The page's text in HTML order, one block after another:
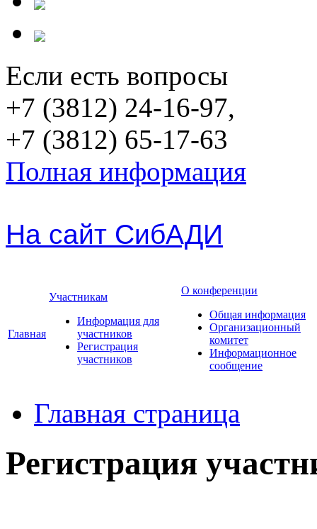
Если есть вопросы
+7 (3812) 24-16-97,
+7 (3812) 65-17-63
Полная информация
На сайт СибАДИ
Главная
Участникам
Информация для
участников
Регистрация
участников
О конференции
Общая информация
Организационный
комитет
Информационное
сообщение
Главная страница
Регистрация